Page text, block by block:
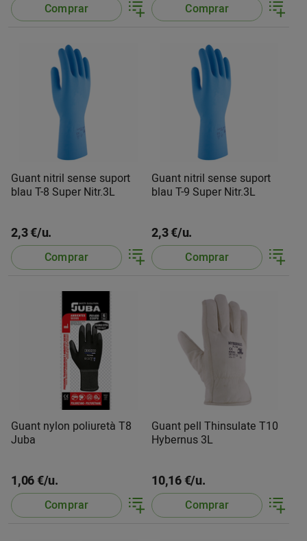
Comprar Comprar
Guant nitril sense suport
blau T-8 Super Nitr.3L
2,3 €/u.
Comprar
Guant nitril sense suport
blau T-9 Super Nitr.3L
2,3 €/u.
Comprar
Guant nylon poliuretà T8
Juba
1,06 €/u.
Comprar
Guant pell Thinsulate T10
Hybernus 3L
10,16 €/u.
Comprar